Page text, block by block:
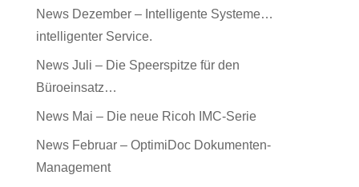
News Dezember – Intelligente Systeme…
intelligenter Service.
News Juli – Die Speerspitze für den
Büroeinsatz…
News Mai – Die neue Ricoh IMC-Serie
News Februar – OptimiDoc Dokumenten-
Management